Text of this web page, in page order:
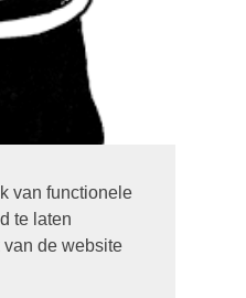
van functionele
te laten
de website